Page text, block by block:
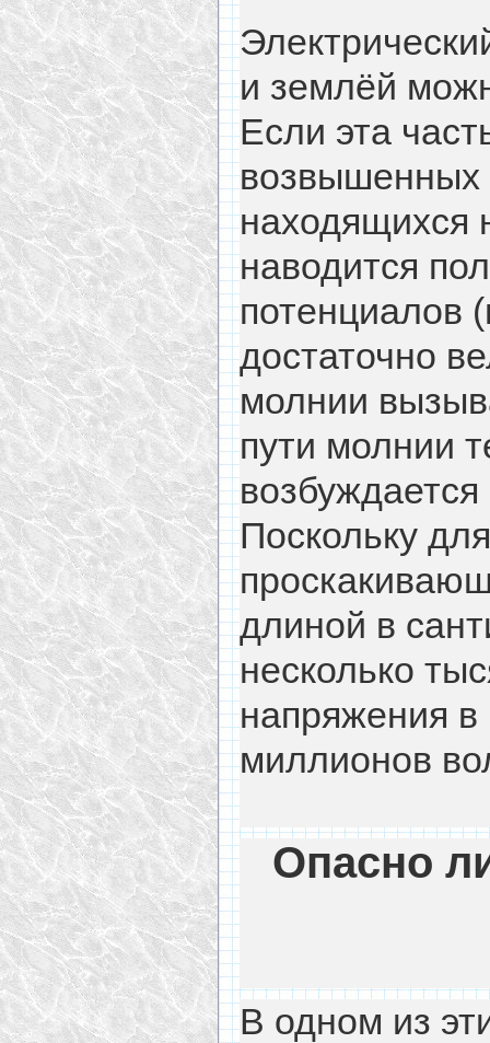
и землёй
Если эта
возвышенных
находящихся
наводится
потенциалов
достаточно
молнии
пути молнии
Поскольку
длиной в
несколько
напряжения
миллионов
Опасно
В одном из